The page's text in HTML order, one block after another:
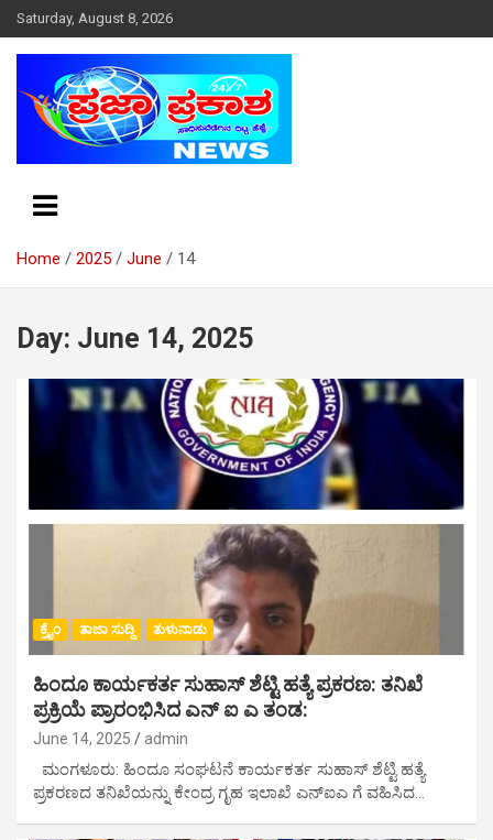
k
t
Saturday, August 8, 2026
Home 2025 June 14
Day: June 14, 2025
ಕ್ರೈಂ ತಾಜಾ ಸುದ್ದಿ ತುಳುನಾಡು
ಹಿಂದೂ ಕಾರ್ಯಕರ್ತ ಸುಹಾಸ್ ಶೆಟ್ಟಿ ಹತ್ಯೆ ಪ್ರಕರಣ: ತನಿಖೆ
ಪ್ರಕ್ರಿಯೆ ಪ್ರಾರಂಭಿಸಿದ ಎನ್ ಐ ಎ ತಂಡ:
June 14, 2025 admin
ಮಂಗಳೂರು: ಹಿಂದೂ ಸಂಘಟನೆ ಕಾರ್ಯಕರ್ತ ಸುಹಾಸ್ ಶೆಟ್ಟಿ ಹತ್ಯೆ
ಪ್ರಕರಣದ ತನಿಖೆಯನ್ನು ಕೇಂದ್ರ ಗೃಹ ಇಲಾಖೆ ಎನ್ಐಎ ಗೆ ವಹಿಸಿದ…